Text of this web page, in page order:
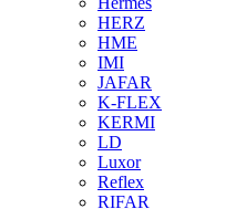
HERZ
HME
IMI
JAFAR
K-FLEX
KERMI
LD
Luxor
Reflex
RIFAR